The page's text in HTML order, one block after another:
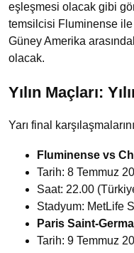
eşleşmesi olacak gibi
temsilcisi Fluminense
Güney Amerika
olacak.
Yılın Maçları:
Yarı final
Fluminense vs
Tarih: 8 Temmuz
Saat: 22.00
Stadyum: MetLife
Paris Saint-
Tarih: 9 Temmuz